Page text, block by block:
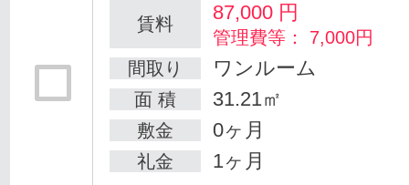
賃料 87,000 円
管理費等： 7,000円
間取り
ワンルーム
面 積 31.21㎡
敷金 0ヶ月
礼金 1ヶ月